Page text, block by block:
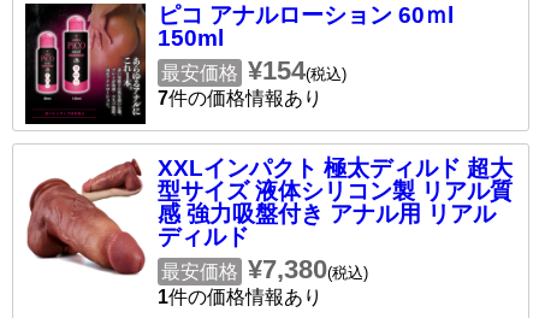
ピコ アナルローション 60ｍl
150ml
最安価格 ¥154(税込)
7件の価格情報あり
XXLインパクト 極太ディルド 超大
型サイズ 液体シリコン製 リアル質
感 強力吸盤付き アナル用 リアル
ディルド
最安価格 ¥7,380(税込)
1件の価格情報あり